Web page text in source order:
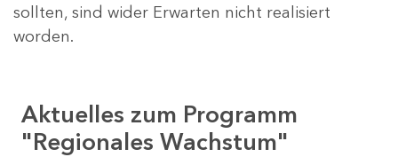
sollten, sind wider Erwarten nicht realisiert
worden.
Aktuelles zum Programm
"Regionales Wachstum"